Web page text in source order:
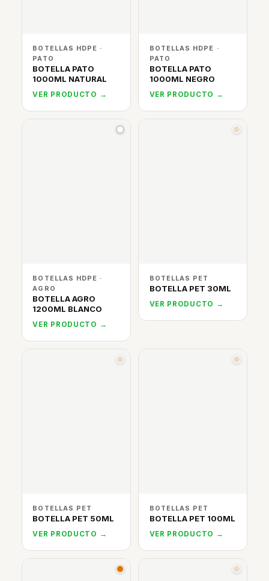
BOTELLAS HDPE ·
PATO
BOTELLA PATO
1000ML NATURAL
VER PRODUCTO →
BOTELLAS HDPE ·
PATO
BOTELLA PATO
1000ML NEGRO
VER PRODUCTO →
BOTELLAS HDPE ·
AGRO
BOTELLA AGRO
1200ML BLANCO
VER PRODUCTO →
BOTELLAS PET
BOTELLA PET 30ML
VER PRODUCTO →
BOTELLAS PET
BOTELLA PET 50ML
VER PRODUCTO →
BOTELLAS PET
BOTELLA PET 100ML
VER PRODUCTO →